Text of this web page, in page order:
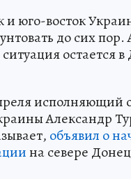
и юго-восток
до сих пор.
остается
исполняющий
Александр
объявил о
на севере